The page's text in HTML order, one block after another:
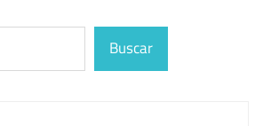
Buscar